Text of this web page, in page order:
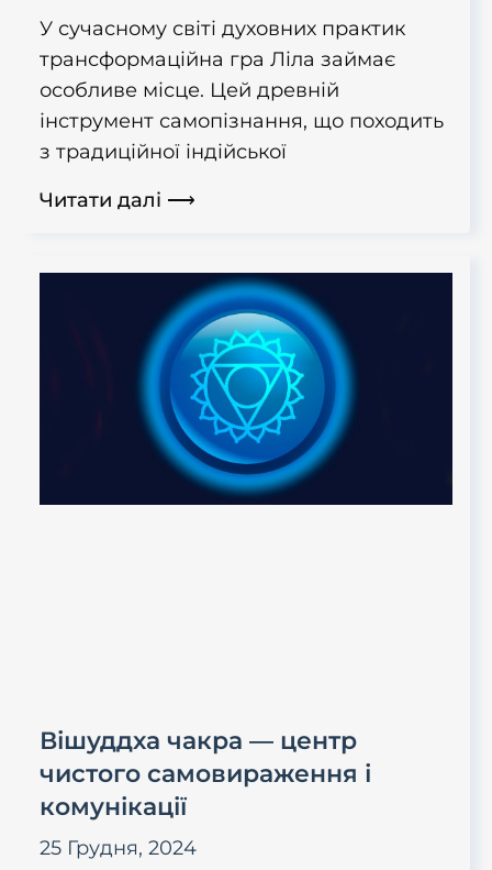
У сучасному світі духовних практик
трансформаційна гра Ліла займає
особливе місце. Цей древній
інструмент самопізнання, що походить
з традиційної індійської
Читати далі ⟶
Вішуддха чакра — центр
чистого самовираження і
комунікації
25 Грудня, 2024